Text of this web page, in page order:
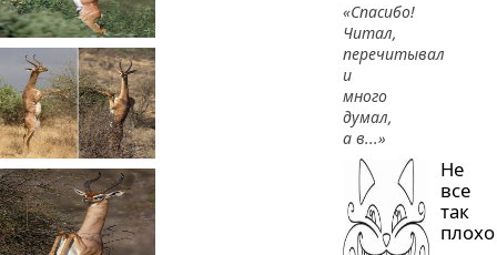
«Спасибо!
Читал,
перечитывал
и
много
думал,
а в...»
Не
все
так
плохо